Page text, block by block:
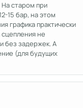
старом при
15 бар, на этом
графика практически
не
без задержек. А
(для будущих